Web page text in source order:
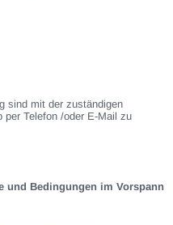
sind mit der zuständigen
per Telefon /oder E-Mail zu
und Bedingungen im Vorspann